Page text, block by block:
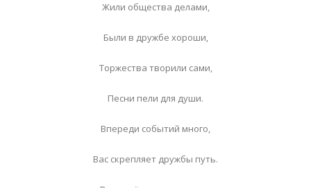
Жили общества делами,
Были в дружбе хороши,
Торжества творили сами,
Песни пели для души.
Впереди событий много,
Вас скрепляет дружбы путь.